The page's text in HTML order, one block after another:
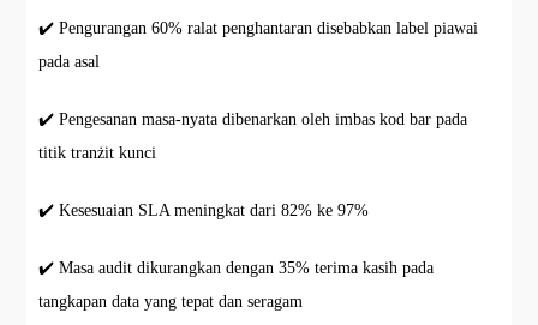
✔️ Pengurangan 60% ralat penghantaran disebabkan label piawai
pada asal
✔️ Pengesanan masa-nyata dibenarkan oleh imbas kod bar pada
titik tranżit kunci
✔️ Kesesuaian SLA meningkat dari 82% ke 97%
✔️ Masa audit dikurangkan dengan 35% terima kasih pada
tangkapan data yang tepat dan seragam